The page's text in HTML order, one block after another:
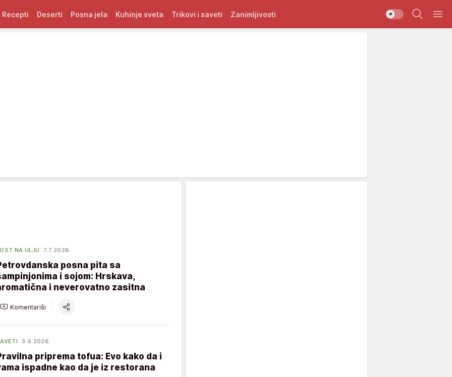
Recepti Deserti Posna jela Kuhinje sveta Trikovi i saveti Zanimljivosti
NA ULJU 7.7.2026.
posna pita sa
i sojom: Hrskava,
i neverovatno zasitna
Komentariši
3.4.2026.
priprema tofua: Evo kako da i
ispadne kao da je iz restorana